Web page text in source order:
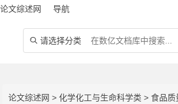
论文综述网 导航
 请选择分类
论文综述网 >化学化工与生命科学类 >食品质